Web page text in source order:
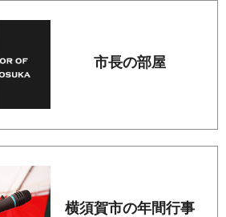
市長の部屋
横須賀市の年間行事